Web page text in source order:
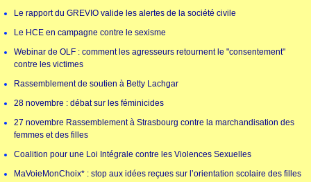
Le rapport du GREVIO valide les alertes de la société civile
Le HCE en campagne contre le sexisme
Webinar de OLF : comment les agresseurs retournent le "consentement"
contre les victimes
Rassemblement de soutien à Betty Lachgar
28 novembre : débat sur les féminicides
27 novembre Rassemblement à Strasbourg contre la marchandisation des
femmes et des filles
Coalition pour une Loi Intégrale contre les Violences Sexuelles
MaVoieMonChoix* : stop aux idées reçues sur l’orientation scolaire des filles